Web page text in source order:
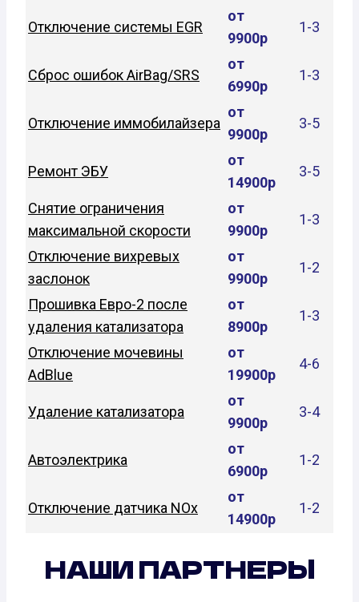
Отключение системы EGR
от
9900р
1-3
Сброс ошибок AirBag/SRS
от
6990р
1-3
Отключение иммобилайзера
от
9900р
3-5
Ремонт ЭБУ
от
14900р
3-5
Снятие ограничения
максимальной скорости
от
9900р
1-3
Отключение вихревых
заслонок
от
9900р
1-2
Прошивка Евро-2 после
удаления катализатора
от
8900р
1-3
Отключение мочевины
AdBlue
от
19900р
4-6
Удаление катализатора
от
9900р
3-4
Автоэлектрика
от
6900р
1-2
Отключение датчика NOx
от
14900р
1-2
НАШИ ПАРТНЕРЫ